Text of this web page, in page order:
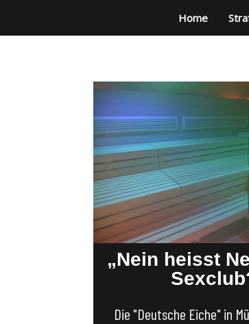
Home
„Nein heisst
Die "Deutsche Eiche" in